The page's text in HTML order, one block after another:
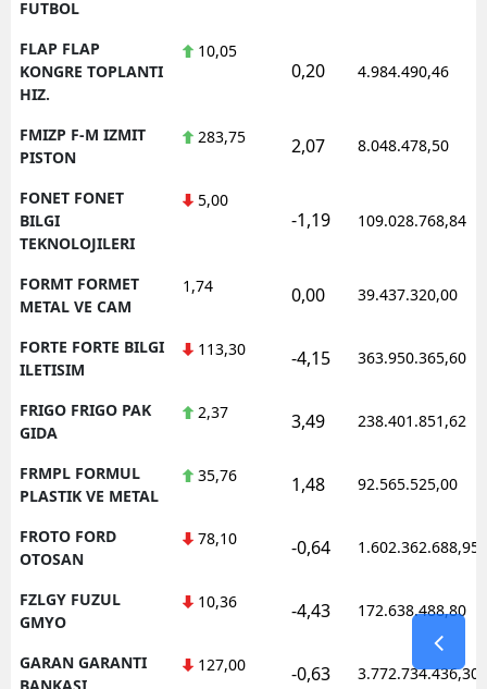
FUTBOL
FLAP FLAP
KONGRE TOPLANTI
HIZ.
10,05
0,20 4.984.490,46
FMIZP F-M IZMIT
PISTON
283,75 2,07 8.048.478,50
FONET FONET
BILGI
TEKNOLOJILERI
5,00
-1,19 109.028.768,84
FORMT FORMET
METAL VE CAM
1,74 0,00 39.437.320,00
FORTE FORTE BILGI
ILETISIM
113,30 -4,15 363.950.365,60
FRIGO FRIGO PAK
GIDA
2,37 3,49 238.401.851,62
FRMPL FORMUL
PLASTIK VE METAL
35,76 1,48 92.565.525,00
FROTO FORD
OTOSAN
78,10 -0,64 1.602.362.688,95
FZLGY FUZUL
GMYO
10,36 -4,43 172.638.488,80
GARAN GARANTI
BANKASI
127,00 -0,63 3.772.734.436,30